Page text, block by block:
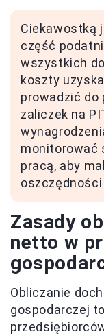
Ciekawostką
część
wszystkich
koszty
prowadzić do
zaliczek na
monitorować
pracą, aby
Zasady
netto w
Obliczanie
gospodarczej